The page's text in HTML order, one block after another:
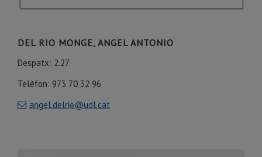
DEL RIO MONGE, ANGEL ANTONIO
Despatx: 2.27
Telèfon: 973 70 32 96
angel.delrio@udl.cat